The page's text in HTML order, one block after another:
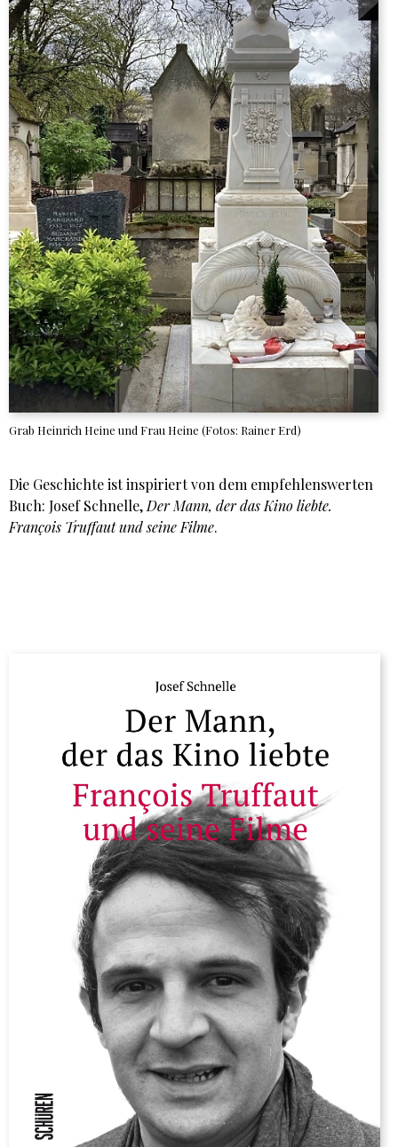
Grab Heinrich Heine und Frau Heine (Fotos: Rainer Erd)
Die Geschichte ist inspiriert von dem empfehlenswerten
Buch: Josef Schnelle, Der Mann, der das Kino liebte.
François Truffaut und seine Filme.